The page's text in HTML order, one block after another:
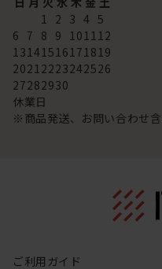
1 2 3 4 5
6 7 8 9 101112
13141516171819
20212223242526
27282930
休業日
※商品発送、お問い合わせ含
ご利用ガイド